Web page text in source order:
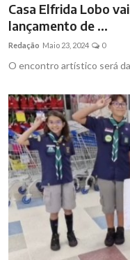
Casa Elfrida Lobo
lançamento de ...
Redação Maio 23, 2024 0
O encontro artístico será